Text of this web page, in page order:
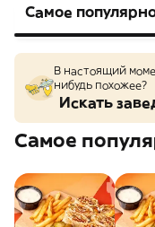
Самое
В настоящий
нибудь похожее?
Искать
Самое